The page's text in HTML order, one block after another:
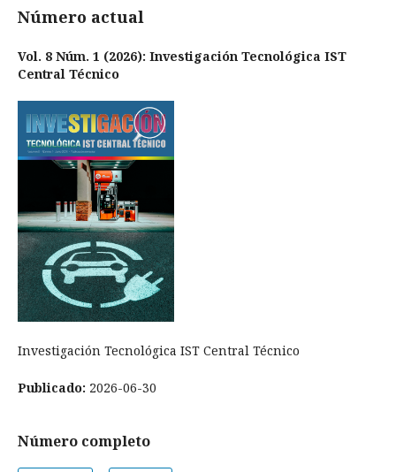
Número actual
Vol. 8 Núm. 1 (2026): Investigación Tecnológica IST
Central Técnico
Investigación Tecnológica IST Central Técnico
Publicado: 2026-06-30
Número completo